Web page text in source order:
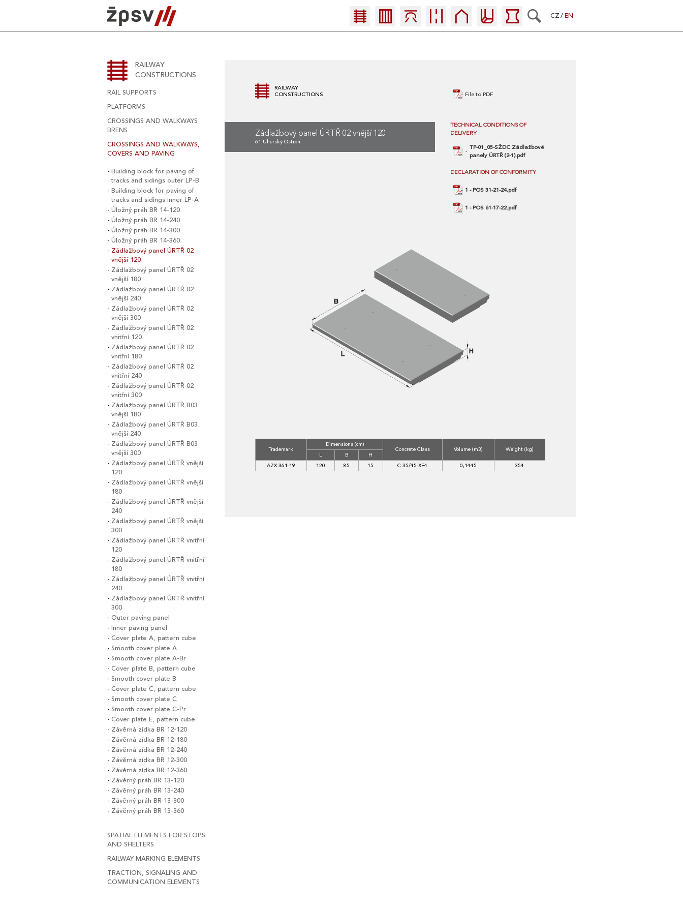
CZ EN
RAILWAY
CONSTRUCTIONS
RAIL SUPPORTS
PLATFORMS
CROSSINGS AND WALKWAYS
BRENS
CROSSINGS AND WALKWAYS,
COVERS AND PAVING
Building block for paving of
tracks and sidings outer LP-B
Building block for paving of
tracks and sidings inner LP-A
Úložný práh BR 14-120
Úložný práh BR 14-240
Úložný práh BR 14-300
Úložný práh BR 14-360
Zádlažbový panel ÚRTŘ 02
vnější 120
Zádlažbový panel ÚRTŘ 02
vnější 180
Zádlažbový panel ÚRTŘ 02
vnější 240
Zádlažbový panel ÚRTŘ 02
vnější 300
Zádlažbový panel ÚRTŘ 02
vnitřní 120
Zádlažbový panel ÚRTŘ 02
vnitřní 180
Zádlažbový panel ÚRTŘ 02
vnitřní 240
Zádlažbový panel ÚRTŘ 02
vnitřní 300
Zádlažbový panel ÚRTŘ B03
vnější 180
Zádlažbový panel ÚRTŘ B03
vnější 240
Zádlažbový panel ÚRTŘ B03
vnější 300
Zádlažbový panel ÚRTŘ vnější
120
Zádlažbový panel ÚRTŘ vnější
180
Zádlažbový panel ÚRTŘ vnější
240
Zádlažbový panel ÚRTŘ vnější
300
Zádlažbový panel ÚRTŘ vnitřní
120
Zádlažbový panel ÚRTŘ vnitřní
180
Zádlažbový panel ÚRTŘ vnitřní
240
Zádlažbový panel ÚRTŘ vnitřní
300
Outer paving panel
Inner paving panel
Cover plate A, pattern cube
Smooth cover plate A
Smooth cover plate A-Br
Cover plate B, pattern cube
Smooth cover plate B
Cover plate C, pattern cube
Smooth cover plate C
Smooth cover plate C-Pr
Cover plate E, pattern cube
Závěrná zídka BR 12-120
Závěrná zídka BR 12-180
Závěrná zídka BR 12-240
Závěrná zídka BR 12-300
Závěrná zídka BR 12-360
Závěrný práh BR 13-120
Závěrný práh BR 13-240
Závěrný práh BR 13-300
Závěrný práh BR 13-360
SPATIAL ELEMENTS FOR STOPS
AND SHELTERS
RAILWAY MARKING ELEMENTS
TRACTION, SIGNALING AND
COMMUNICATION ELEMENTS
RAILWAY
CONSTRUCTIONS
Zádlažbový panel ÚRTŘ 02 vnější 120
61 Uherský Ostroh
File to PDF
TECHNICAL CONDITIONS OF
DELIVERY
TP-01_05-SŽDC Zádlažbové
panely ÚRTŘ (2-1).pdf
DECLARATION OF CONFORMITY
1 - POS 31-21-24.pdf
1 - POS 61-17-22.pdf
Trademark
Dimensions (cm)
Concrete Class Volume (m3)
Weight (kg)
L
B
H
AZX 361-19
120 85 15 C 35/45-XF4 0,1445 354